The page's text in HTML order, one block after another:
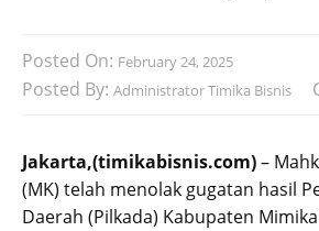
Posted On: February 24, 2025
Posted By: Administrator Timika Bisnis
Jakarta,(timikabisnis.com)–
(MK) telah menolak gugatan hasil
Daerah (Pilkada) Kabupaten